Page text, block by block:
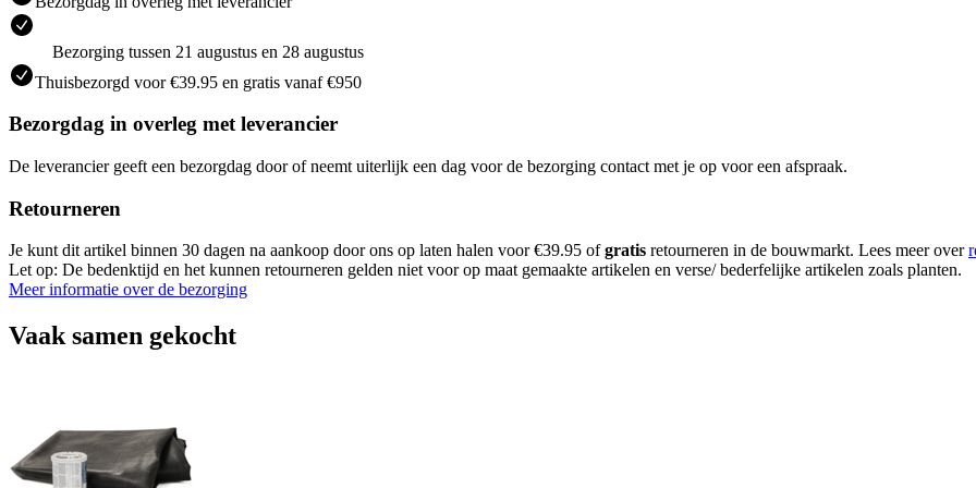
Bezorging tussen 21 augustus en 28 augustus
Thuisbezorgd voor €39.95 en gratis vanaf €950
Bezorgdag in overleg met leverancier
De leverancier geeft een bezorgdag door of neemt uiterlijk een dag voor de bezorging contact met je op voor een afspraak.
Retourneren
Je kunt dit artikel binnen 30 dagen na aankoop door ons op laten halen voor €39.95 ofgratis retourneren in de bouwmarkt. Lees meer over
Let op: De bedenktijd en het kunnen retourneren gelden niet voor op maat gemaakte artikelen en verse/ bederfelijke artikelen zoals planten.
Meer informatie over de bezorging
Vaak samen gekocht